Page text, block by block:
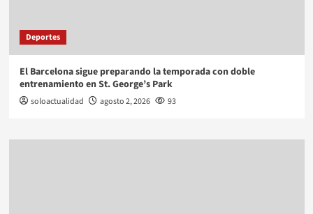
Deportes
El Barcelona sigue preparando la temporada con doble
entrenamiento en St. George’s Park
soloactualidad agosto 2, 2026 93